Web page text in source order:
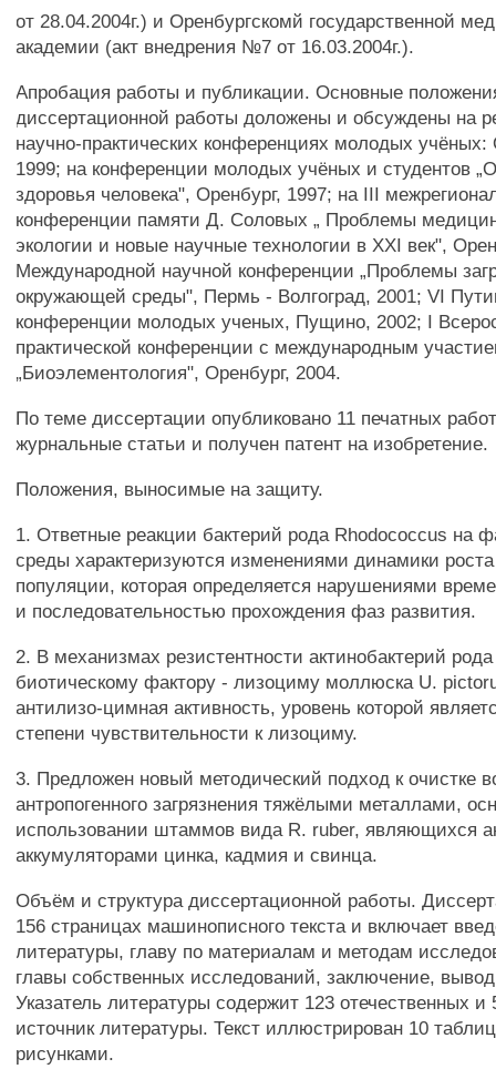
от 28.04.2004г.) и Оренбургскомй государственной
академии (акт внедрения №7 от 16.03.2004г.).
Апробация работы и публикации. Основные
диссертационной работы доложены и обсуждены на
научно-практических конференциях молодых учёных:
1999; на конференции молодых учёных и студентов
здоровья человека", Оренбург, 1997; на III
конференции памяти Д. Соловых „ Проблемы
экологии и новые научные технологии в XXI век",
Международной научной конференции „Проблемы
окружающей среды", Пермь - Волгоград, 2001; VI
конференции молодых ученых, Пущино, 2002; I
практической конференции с международным
„Биоэлементология", Оренбург, 2004.
По теме диссертации опубликовано 11 печатных
журнальные статьи и получен патент на изобретение.
Положения, выносимые на защиту.
1. Ответные реакции бактерий рода Rhodococcus на
среды характеризуются изменениями динамики
популяции, которая определяется нарушениями
и последовательностью прохождения фаз развития.
2. В механизмах резистентности актинобактерий
биотическому фактору - лизоциму моллюска U.
антилизо-цимная активность, уровень которой
степени чувствительности к лизоциму.
3. Предложен новый методический подход к очистке
антропогенного загрязнения тяжёлыми металлами,
использовании штаммов вида R. ruber, являющихся
аккумуляторами цинка, кадмия и свинца.
Объём и структура диссертационной работы.
156 страницах машинописного текста и включает
литературы, главу по материалам и методам
главы собственных исследований, заключение,
Указатель литературы содержит 123 отечественных
источник литературы. Текст иллюстрирован 10
рисунками.